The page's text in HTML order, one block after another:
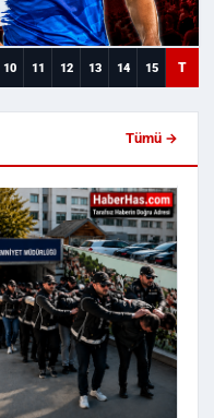
10 11 12 13 14 15 T
Tümü →